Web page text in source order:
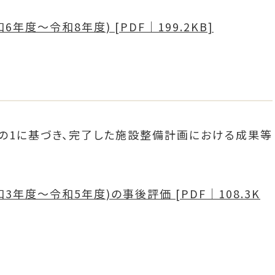
6年度～令和8年度) [PDF｜199.2KB]
基づき、完了した施設整備計画における成果等
年度～令和5年度)の事後評価 [PDF｜108.3K